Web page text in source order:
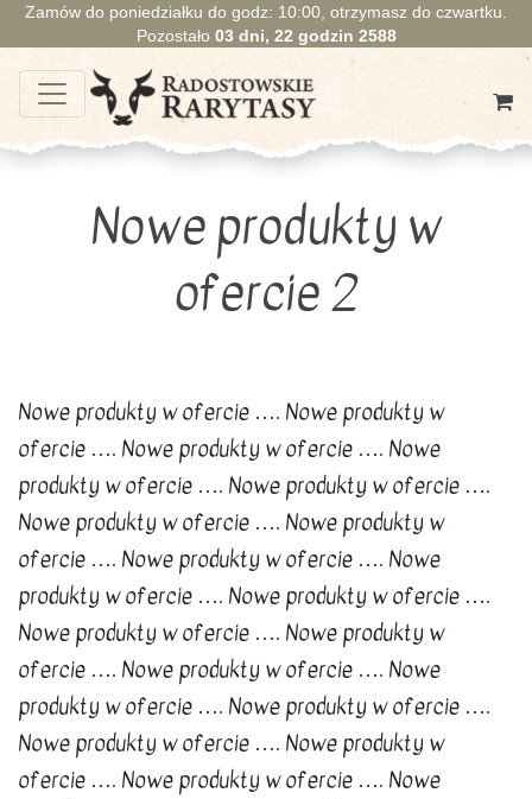
Zamów do poniedziałku do godz: 10:00, otrzymasz do czwartku.
Pozostało 03dni, 22 godzin 2587
Nowe produkty w
ofercie 2
Nowe produkty w ofercie …. Nowe produkty w
ofercie …. Nowe produkty w ofercie …. Nowe
produkty w ofercie …. Nowe produkty w ofercie ….
Nowe produkty w ofercie …. Nowe produkty w
ofercie …. Nowe produkty w ofercie …. Nowe
produkty w ofercie …. Nowe produkty w ofercie ….
Nowe produkty w ofercie …. Nowe produkty w
ofercie …. Nowe produkty w ofercie …. Nowe
produkty w ofercie …. Nowe produkty w ofercie ….
Nowe produkty w ofercie …. Nowe produkty w
ofercie …. Nowe produkty w ofercie …. Nowe